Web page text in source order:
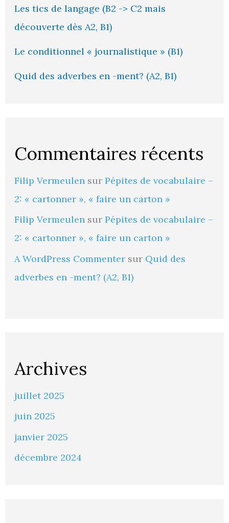
Les tics de langage (B2 -> C2 mais
découverte dès A2, B1)
Le conditionnel « journalistique » (B1)
Quid des adverbes en -ment? (A2, B1)
Commentaires récents
Filip Vermeulensur Pépites de vocabulaire –
2: « cartonner », « faire un carton »
Filip Vermeulensur Pépites de vocabulaire –
2: « cartonner », « faire un carton »
A WordPress Commentersur Quid des
adverbes en -ment? (A2, B1)
Archives
juillet 2025
juin 2025
janvier 2025
décembre 2024